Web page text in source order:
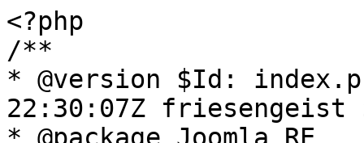
<?php
/**
* @version $Id:
22:30:07Z friesengeist